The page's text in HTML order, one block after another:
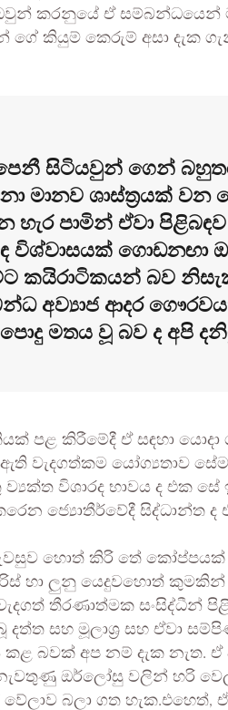
කරනුයේ ඒ සම්බන්ධයෙන්
කියුම් කෙරුම් අසා දැක
සිටියවුන් ගෙන්
මානව ශාස්ත්‍රයක් වන
පාමින් ඒවා
ගොඩනඟා
කයිරාටිකයන් බව
අව්‍යාජ ආදර
මතය වූ බව ද අපි
පළ කිරීමේදී ඒ සඳහා යොදා
ඇති වැදගත්කම යෝග්‍යතාව
විශාරද භාවය ද එක
ජ්‍යොතීර්වේදී සිද්ධාන්ත ද
හොත් කිරි තේ කෝප්පයක්
හා ලුනු යෙදුවහොත් කුමකින්
තීරණාත්මක සංසිද්ධීන්
සහ මූලාශ්‍ර සහ ඒවා
බවක් අප නම් දැක නැත.
ඔර්ලෝසු වලින් හරි
බලා ගත හැක.එහෙත්,